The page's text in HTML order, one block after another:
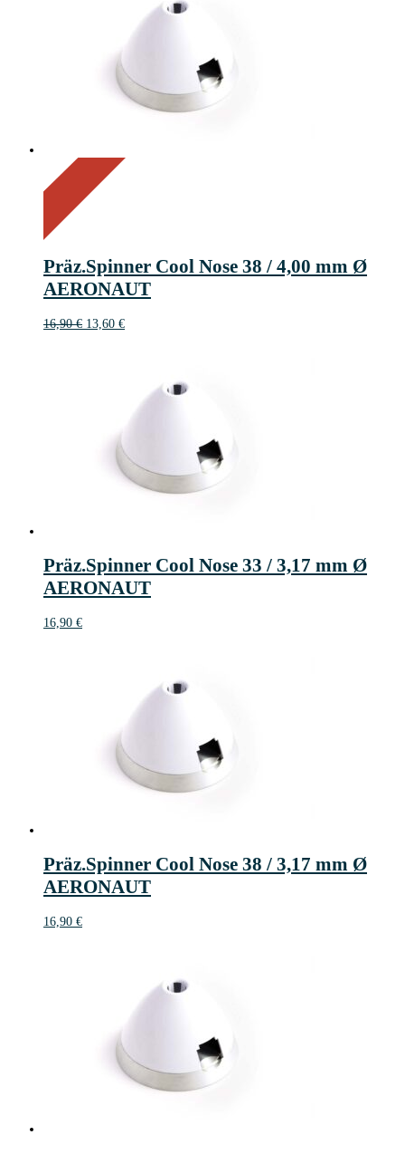
On Sale
3
€
Präz.Spinner Cool Nose 38 / 4,00 mm Ø
AERONAUT
16,90€ Ursprünglicher
13,60 €Aktueller
Präz.Spinner Cool Nose 33 / 3,17 mm Ø
AERONAUT
16,90 €
Präz.Spinner Cool Nose 38 / 3,17 mm Ø
AERONAUT
16,90 €